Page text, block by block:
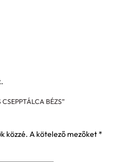
BÉZS”
közzé. A kötelező mezőket *